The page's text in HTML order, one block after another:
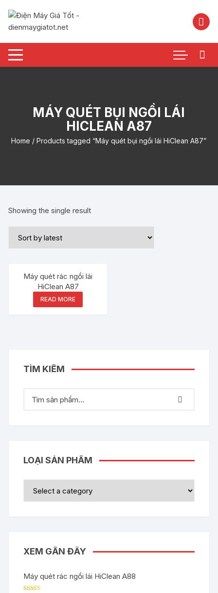
nội
MÁY QUÉT BỤI NGỒI LÁI
HICLEAN A87
Home / Products tagged “Máy quét bụi ngồi lái HiClean A87”
Showing the single result
Máy quét rác ngồi lái
HiClean A87
READ MORE
TÌM KIẾM
LOẠI SẢN PHẨM
XEM GẦN ĐÂY
Máy quét rác ngồi lái HiClean A88